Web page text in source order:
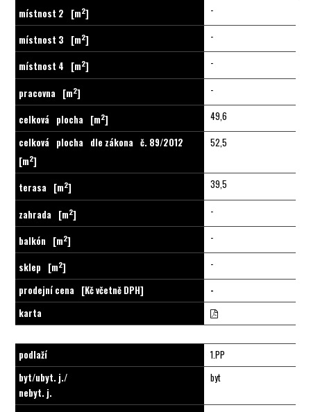
místnost 2 [m2] -
místnost 3 [m2] -
místnost 4 [m2] -
pracovna [m2] -
celková plocha [m2] 49,6
celková plocha dle zákona č. 89/2012
[m2]
52,5
terasa [m2] 39,5
zahrada [m2] -
balkón [m2] -
sklep [m2] -
prodejní cena [Kč včetně DPH]
-
karta
podlaží
1.PP
byt/ubyt. j./
nebyt. j.
byt